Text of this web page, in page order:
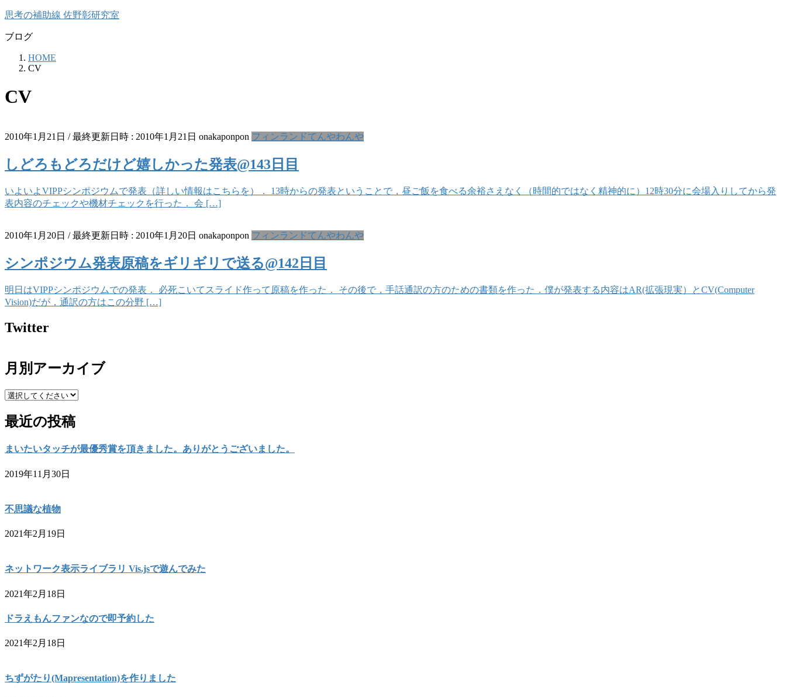
コ
テ
キ
ナ
ゲ
に
思考の補助線 佐野彰研究室
ブログ
HOME
CV
CV
2010年1月21日 / 最終更新日時 : 2010年1月21日 onakaponpon フィンランドてんやわんや
しどろもどろだけど嬉しかった発表@143日目
いよいよVIPPシンポジウムで発表（詳しい情報はこちらを）． 13時からの発表ということで，昼ご飯を食べる余裕さえなく（時間的ではなく精神的に）12時30分に会場入りしてから発
表内容のチェックや機材チェックを行った． 会 […]
2010年1月20日 / 最終更新日時 : 2010年1月20日 onakaponpon フィンランドてんやわんや
シンポジウム発表原稿をギリギリで送る@142日目
明日はVIPPシンポジウムでの発表． 必死こいてスライド作って原稿を作った． その後で，手話通訳の方のための書類を作った．僕が発表する内容はAR(拡張現実）とCV(Computer
Vision)だが，通訳の方はこの分野 […]
Twitter
月別アーカイブ
最近の投稿
まいたいタッチが最優秀賞を頂きました。ありがとうございました。
2019年11月30日
不思議な植物
2021年2月19日
ネットワーク表示ライブラリ Vis.jsで遊んでみた
2021年2月18日
ドラえもんファンなので即予約した
2021年2月18日
ちずがたり(Mapresentation)を作りました